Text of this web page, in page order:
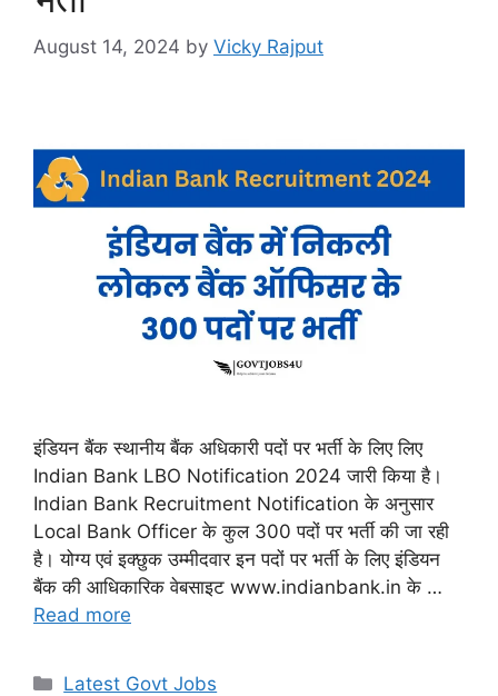
August 14, 2024 by Vicky Rajput
इंडियन बैंक स्थानीय बैंक अधिकारी पदों पर भर्ती के लिए लिए
Indian Bank LBO Notification 2024 जारी किया है।
Indian Bank Recruitment Notification के अनुसार
Local Bank Officer के कुल 300 पदों पर भर्ती की जा रही
है। योग्य एवं इक्छुक उम्मीदवार इन पदों पर भर्ती के लिए इंडियन
बैंक की आधिकारिक वेबसाइट www.indianbank.in के …
Read more
Categories
Latest Govt Jobs